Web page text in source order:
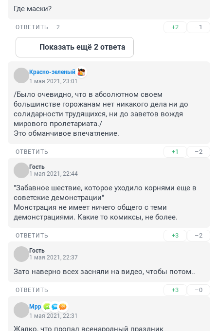
Где маски?
ОТВЕТИТЬ 2 +2 –1
Показать ещё 2 ответа
Красно-зеленый
1 мая 2021, 23:01
/Было очевидно, что в абсолютном своем
большинстве горожанам нет никакого дела ни до
солидарности трудящихся, ни до заветов вождя
мирового пролетариата./
Это обманчивое впечатление.
ОТВЕТИТЬ +1 –2
Гость
1 мая 2021, 22:44
"Забавное шествие, которое уходило корнями еще в
советские демонстрации"
Монстрация не имеет ничего общего с теми
демонстрациями. Какие то комиксы, не более.
ОТВЕТИТЬ +3 –2
Гость
1 мая 2021, 22:37
Зато наверно всех засняли на видео, чтобы потом..
ОТВЕТИТЬ +3 –0
Мрр
1 мая 2021, 22:31
Жалко, что пропал всенародный праздник